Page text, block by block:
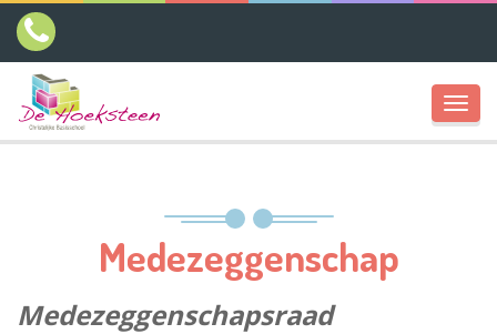
Medezeggenschap
Medezeggenschapsraad